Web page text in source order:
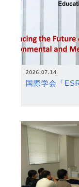
2026.07.14
国際学会「